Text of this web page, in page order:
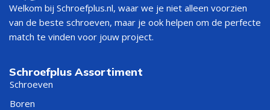
Welkom bij Schroefplus.nl, waar we je niet alleen voorzien
van de beste schroeven, maar je ook helpen om de perfecte
match te vinden voor jouw project.
Schroefplus Assortiment
Schroeven
Boren